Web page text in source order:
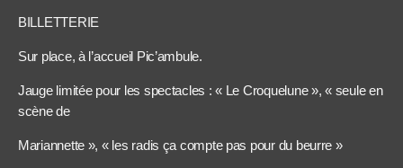
BILLETTERIE
Sur place, à l’accueil Pic’ambule.
Jauge limitée pour les spectacles : « Le Croquelune », « seule en
scène de
Mariannette », « les radis ça compte pas pour du beurre »